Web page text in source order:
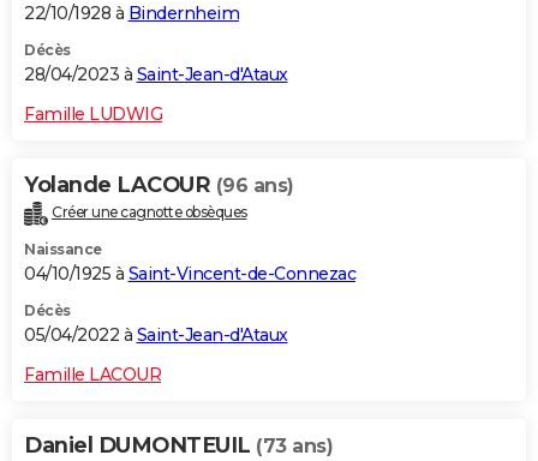
22/10/1928 à Bindernheim
Décès
28/04/2023 à Saint-Jean-d'Ataux
Famille LUDWIG
Yolande LACOUR (96 ans)
Créer une cagnotte obsèques
Naissance
04/10/1925 à Saint-Vincent-de-Connezac
Décès
05/04/2022 à Saint-Jean-d'Ataux
Famille LACOUR
Daniel DUMONTEUIL (73 ans)